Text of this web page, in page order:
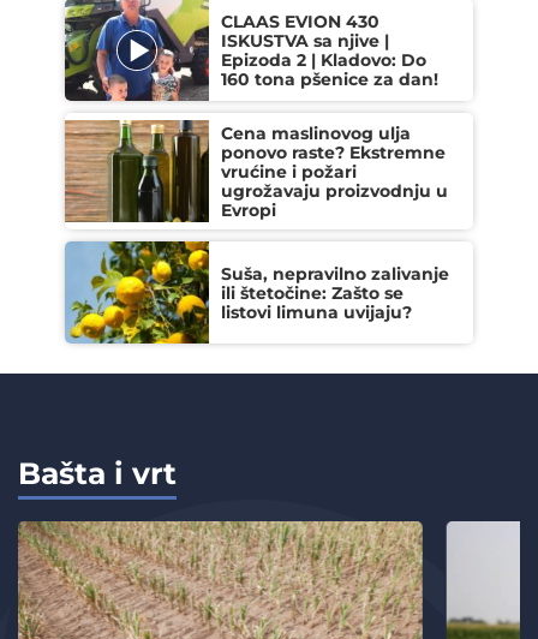
CLAAS EVION 430
ISKUSTVA sa njive |
Epizoda 2 | Kladovo: Do
160 tona pšenice za dan!
Cena maslinovog ulja
ponovo raste? Ekstremne
vrućine i požari
ugrožavaju proizvodnju u
Evropi
Suša, nepravilno zalivanje
ili štetočine: Zašto se
listovi limuna uvijaju?
Bašta i vrt